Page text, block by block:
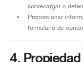
sobrecargar o
Proporcionar
formulario de
4.